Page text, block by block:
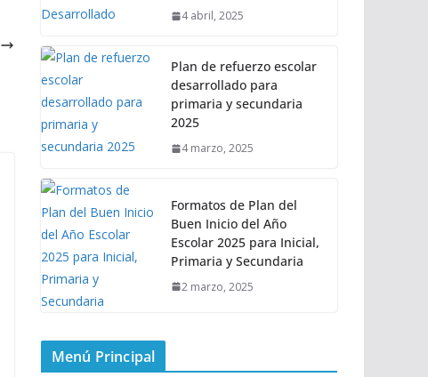
4 abril, 2025
Plan de refuerzo escolar
desarrollado para
primaria y secundaria
2025
4 marzo, 2025
Formatos de Plan del
Buen Inicio del Año
Escolar 2025 para Inicial,
Primaria y Secundaria
2 marzo, 2025
Menú Principal